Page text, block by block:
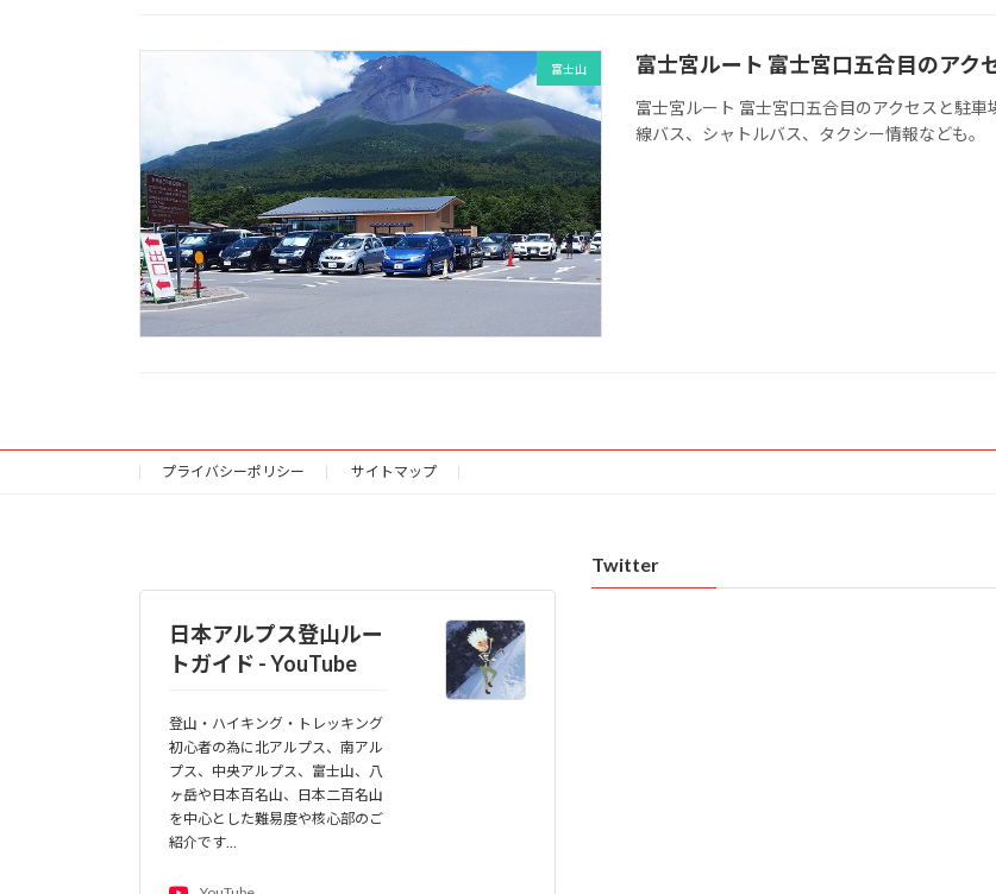
富士山 富士宮ルート 富士宮口五合目のアク
富士宮ルート 富士宮口五合目のアクセスと駐
線バス、シャトルバス、タクシー情報なども。
プライバシーポリシー サイトマップ
日本アルプス登山ルー
トガイド - YouTube
登山・ハイキング・トレッキング
初心者の為に北アルプス、南アル
プス、中央アルプス、富士山、八
ヶ岳や日本百名山、日本二百名山
を中心とした難易度や核心部のご
紹介です…
Twitter